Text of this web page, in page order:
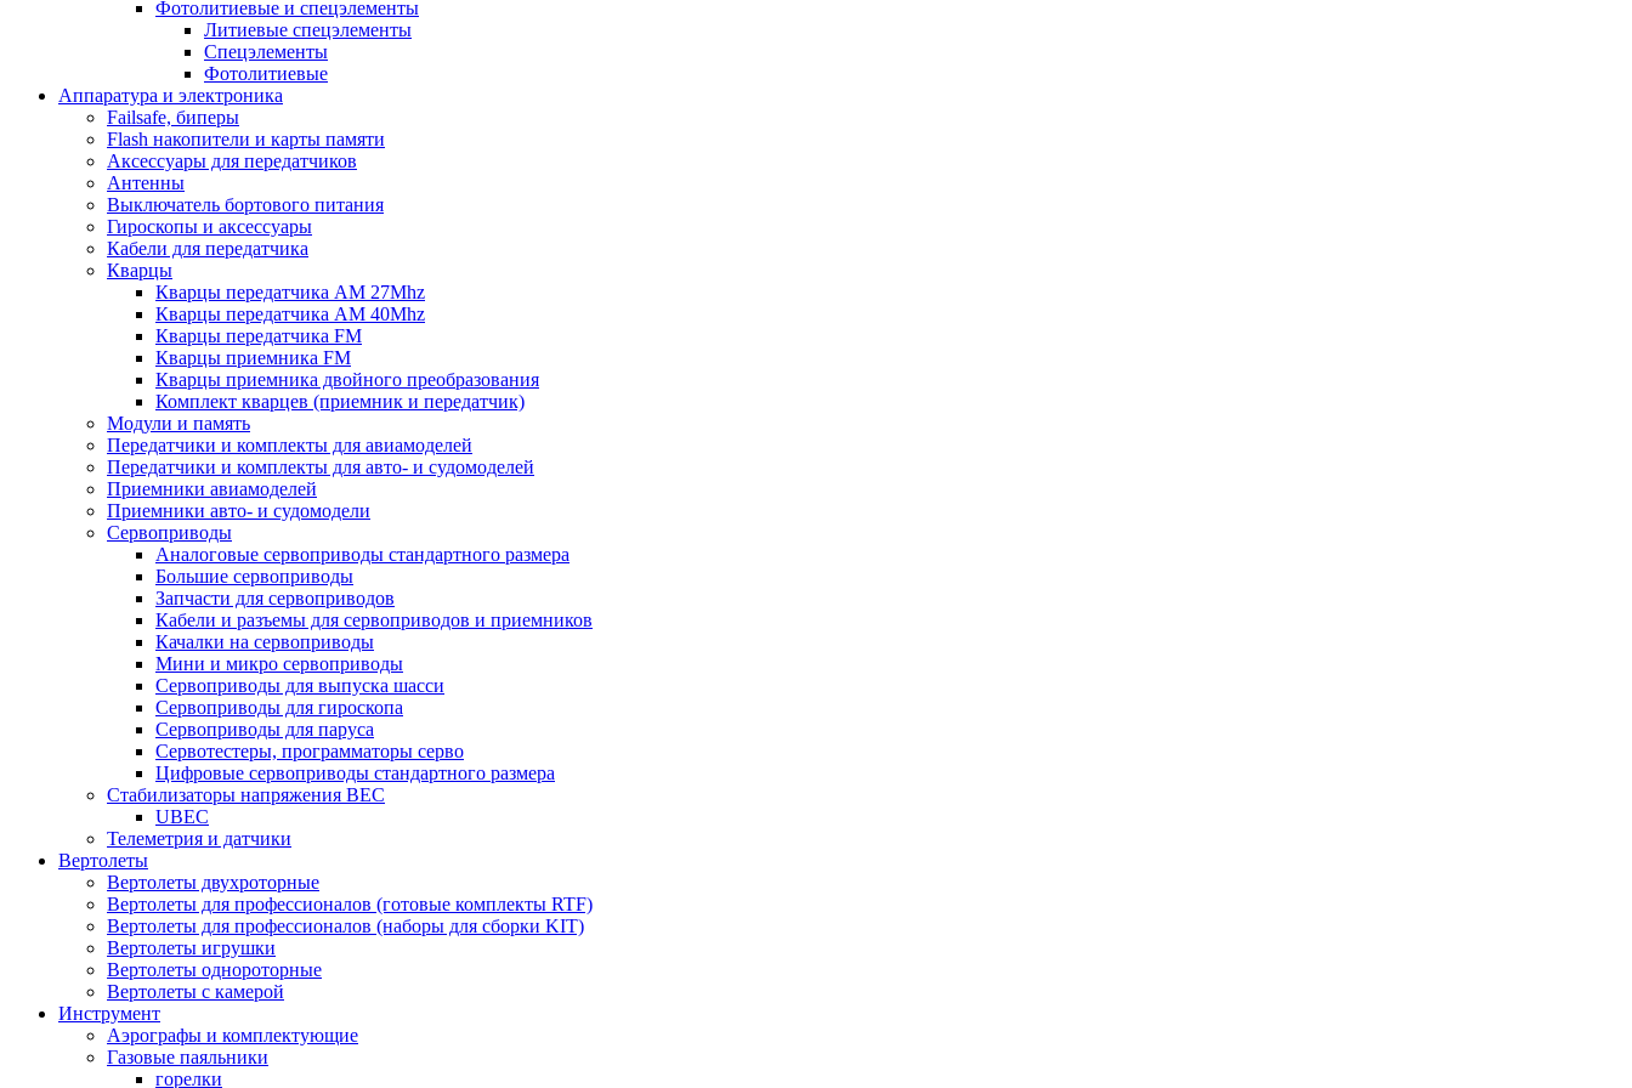
Фотолитиевые и спецэлементы
Литиевые спецэлементы
Спецэлементы
Фотолитиевые
Аппаратура и электроника
Failsafe, биперы
Flash накопители и карты памяти
Аксессуары для передатчиков
Антенны
Выключатель бортового питания
Гироскопы и аксессуары
Кабели для передатчика
Кварцы
Кварцы передатчика AM 27Mhz
Кварцы передатчика AM 40Mhz
Кварцы передатчика FM
Кварцы приемника FM
Кварцы приемника двойного преобразования
Комплект кварцев (приемник и передатчик)
Модули и память
Передатчики и комплекты для авиамоделей
Передатчики и комплекты для авто- и судомоделей
Приемники авиамоделей
Приемники авто- и судомодели
Сервоприводы
Аналоговые сервоприводы стандартного размера
Большие сервоприводы
Запчасти для сервоприводов
Кабели и разъемы для сервоприводов и приемников
Качалки на сервоприводы
Мини и микро сервоприводы
Сервоприводы для выпуска шасси
Сервоприводы для гироскопа
Сервоприводы для паруса
Сервотестеры, программаторы серво
Цифровые сервоприводы стандартного размера
Стабилизаторы напряжения BEC
UBEC
Телеметрия и датчики
Вертолеты
Вертолеты двухроторные
Вертолеты для профессионалов (готовые комплекты RTF)
Вертолеты для профессионалов (наборы для сборки KIT)
Вертолеты игрушки
Вертолеты однороторные
Вертолеты с камерой
Инструмент
Аэрографы и комплектующие
Газовые паяльники
горелки